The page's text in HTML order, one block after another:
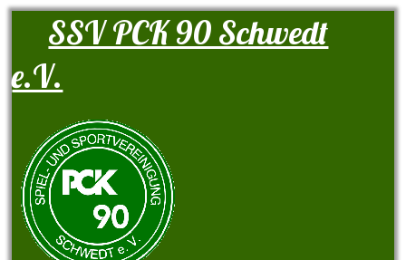
SSV PCK 90 Schwedt
e.V.